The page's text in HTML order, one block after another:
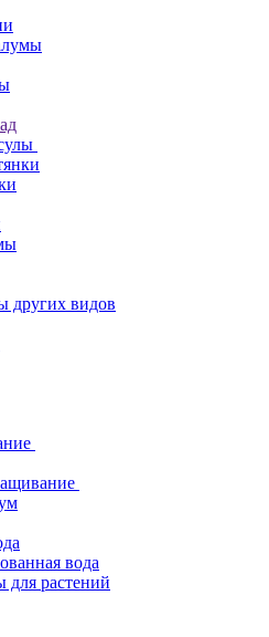
других видов
вода
растений